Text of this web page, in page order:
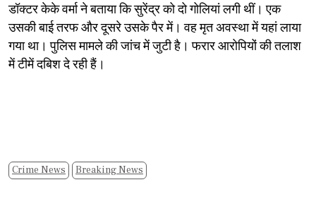
डॉक्टर केके वर्मा ने बताया कि सुरेंद्र को दो गोलियां लगी थीं। एक
उसकी बाई तरफ और दूसरे उसके पैर में। वह मृत अवस्था में यहां लाया
गया था। पुलिस मामले की जांच में जुटी है। फरार आरोपियों की तलाश
में टीमें दबिश दे रही हैं।
Crime News Breaking News